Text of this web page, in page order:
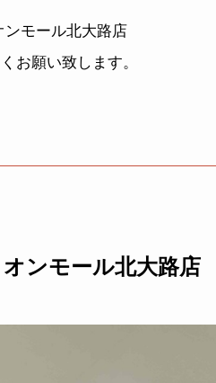
モール北大路店
お願い致します。
ンモール北大路店